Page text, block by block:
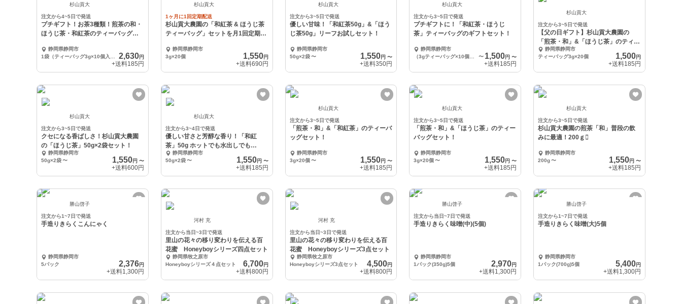
杉山貢大
注文から4~5日で発送
プチギフト！お茶3種類！煎茶の和・
ほうじ茶・和紅茶のティーバッグの
静岡県静岡市
2,630円
+送料185円
杉山貢大
1ヶ月に1回定期配送
杉山貢大農園の「和紅茶 & ほうじ茶
ティーバッグ」セットを月1回定期発
静岡県静岡市
3g×20個
1,550円
+送料690円
杉山貢大
注文から3~5日で発送
優しい甘味！「和紅茶50g」&「ほう
じ茶50g」リーフお試しセット！
静岡県静岡市
50g×2袋 〜 1,550円〜
+送料350円
杉山貢大
注文から3~5日で発送
プチギフトに！「和紅茶・ほうじ
茶」ティーバッグのギフトセット！
静岡県静岡市
〜 1,500円〜
+送料185円
杉山貢大
注文から3~5日で発送
【父の日ギフト】杉山貢大農園の
「煎茶・和」&「ほうじ茶」のティー
バッグセット！
静岡県静岡市
ティーバッグ3g×20個
1,500円
+送料185円
杉山貢大
注文から3~5日で発送
クセになる香ばしさ！杉山貢大農園
の「ほうじ茶」50g×2袋セット！
静岡県静岡市
50g×2袋〜 1,550円 〜
+送料600円
杉山貢大
注文から3~4日で発送
優しい甘さと芳醇な香り！「和紅
茶」50g ホットでも水出しでも
OK（2袋セット）
静岡県静岡市
50g×2袋 〜 1,550円 〜
+送料185円
杉山貢大
注文から3~5日で発送
「煎茶・和」&「和紅茶」のティーバ
ッグセット！
静岡県静岡市
3g×20個 〜 1,550円〜
+送料185円
杉山貢大
注文から3~5日で発送
「煎茶・和」&「ほうじ茶」のティー
バッグセット！
静岡県静岡市
3g×20個 〜 1,550円〜
+送料185円
杉山貢大
注文から3~5日で発送
杉山貢大農園の煎茶「和」普段の飲
みに最適！200ｇ
静岡県静岡市
200g〜 1,550円 〜
+送料185円
勝山啓子
注文から1~7日で発送
手造りきらくこんにゃく
静岡県静岡市
5パック
2,376円
+送料1,300円
河村 充
注文から当日~3日で発送
里山の花々の移り変わりを伝える百
花蜜 Honeyboyシリーズ四点セット
静岡県牧之原市
Honeyboyシリーズ４点セット
6,700円
+送料800円
河村 充
注文から当日~3日で発送
里山の花々の移り変わりを伝える百
花蜜 Honeyboyシリーズ3点セット
静岡県牧之原市
Honeyboyシリーズ3点セット
4,500円
+送料800円
勝山啓子
注文から当日~7日で発送
手造りきらく味噌(中)(5個)
静岡県静岡市
1パック(350g)5個
2,970円
+送料1,300円
勝山啓子
注文から1~7日で発送
手造りきらく味噌(大)5個
静岡県静岡市
1パック(700g)5個
5,400円
+送料1,300円